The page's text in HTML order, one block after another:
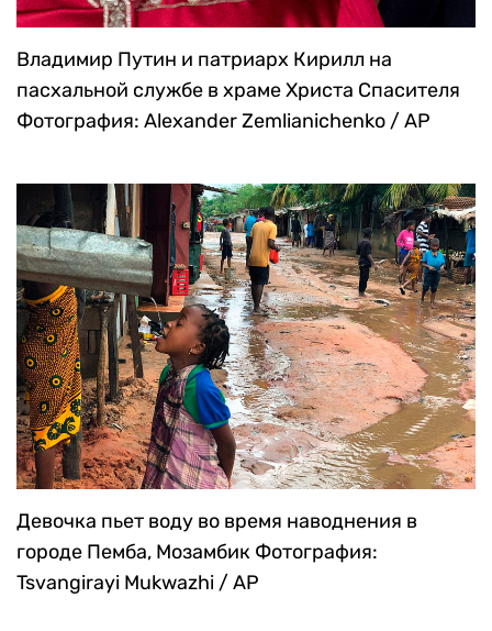
Владимир Путин и патриарх Кирилл на
пасхальной службе в храме Христа Спасителя
Фотография: Alexander Zemlianichenko / AP
Девочка пьет воду во время наводнения в
городе Пемба, Мозамбик Фотография:
Tsvangirayi Mukwazhi / AP